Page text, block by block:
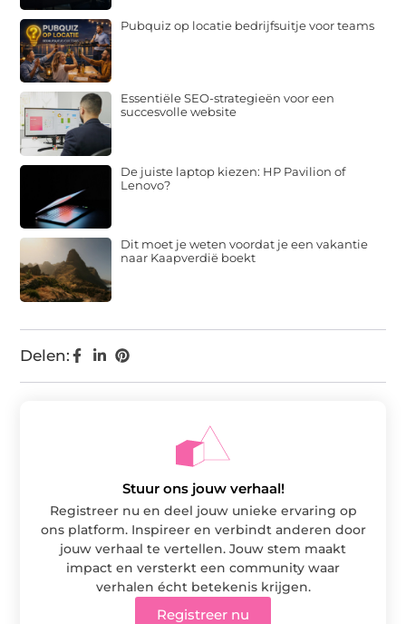
Delen:
Pubquiz op locatie bedrijfsuitje voor teams
Essentiële SEO-strategieën voor een
succesvolle website
De juiste laptop kiezen: HP Pavilion of
Lenovo?
Dit moet je weten voordat je een vakantie
naar Kaapverdië boekt
Stuur ons jouw verhaal!
Registreer nu en deel jouw unieke ervaring op
ons platform. Inspireer en verbindt anderen door
jouw verhaal te vertellen. Jouw stem maakt
impact en versterkt een community waar
verhalen écht betekenis krijgen.
Registreer nu